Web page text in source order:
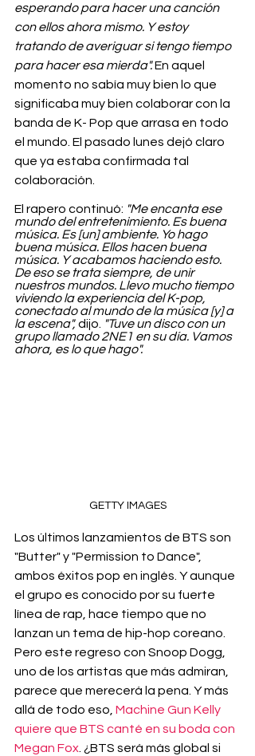
esperando para hacer una canción
con ellos ahora mismo. Y estoy
tratando de averiguar si tengo tiempo
para hacer esa mierda". En aquel
momento no sabía muy bien lo que
significaba muy bien colaborar con la
banda de K- Pop que arrasa en todo
el mundo. El pasado lunes dejó claro
que ya estaba confirmada tal
colaboración.
El rapero continuó: "Me encanta ese
mundo del entretenimiento. Es buena
música. Es [un] ambiente. Yo hago
buena música. Ellos hacen buena
música. Y acabamos haciendo esto.
De eso se trata siempre, de unir
nuestros mundos. Llevo mucho tiempo
viviendo la experiencia del K-pop,
conectado al mundo de la música [y] a
la escena", dijo.
"Tuve un disco con un
grupo llamado 2NE1 en su día. Vamos
ahora, es lo que hago".
GETTY IMAGES
Los últimos lanzamientos de BTS son
"Butter" y "Permission to Dance",
ambos éxitos pop en inglés. Y aunque
el grupo es conocido por su fuerte
línea de rap, hace tiempo que no
lanzan un tema de hip-hop coreano.
Pero este regreso con Snoop Dogg,
uno de los artistas que más admiran,
parece que merecerá la pena. Y más
allá de todo eso, Machine Gun Kelly
quiere que BTS canté en su boda con
Megan Fox . ¿BTS será más global si